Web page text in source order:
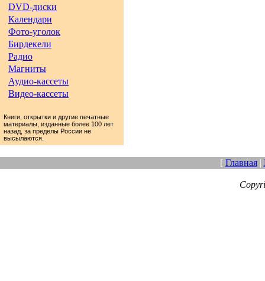
DVD-диски
Календари
Фото-уголок
Бирдекели
Радио
Магниты
Аудио-кассеты
Видео-кассеты
Книги, открытки и другие печатные
материалы, изданные более 100 лет
назад, за пределы России не
высылаются.
[ Главная|